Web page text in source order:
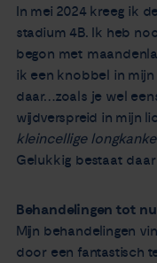
In mei 2024 kreeg ik
stadium 4B. Ik heb
begon met
ik een knobbel in
daar…zoals je wel
wijdverspreid in mijn
kleincellige
Gelukkig bestaat
Behandelingen tot
Mijn behandelingen
door een fantastisch